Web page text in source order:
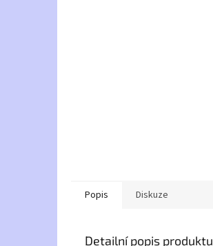
Popis Diskuze
Detailní popis produktu